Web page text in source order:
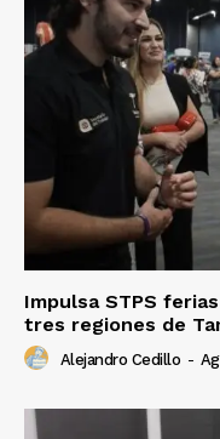
Impulsa STPS
tres regiones de
Alejandro Cedillo -